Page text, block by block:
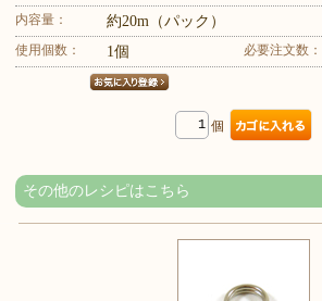
内容量： 約20m（パック）
使用個数： 1個 必要注文数：
個
その他のレシピはこちら